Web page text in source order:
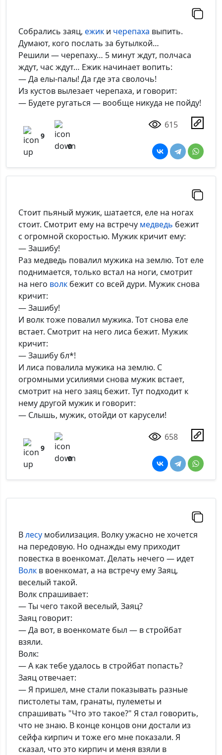
Собрались заяц, ежик и черепаха выпить.
Думают, кого послать за бутылкой…
Решили — черепаху… 5 минут ждут, полчаса
ждут, час ждут… Ежик начинает вопить:
— Да елы-палы! Да где эта сволочь!
Из кустов вылезает черепаха, и говорит:
— Будете ругаться — вообще никуда не пойду!
9
0
615
Стоит пьяный мужик, шатается, еле на ногах
стоит. Смотрит ему на встречу медведь бежит
с огромной скоростью. Мужик кричит ему:
— Зашибу!
Раз медведь повалил мужика на землю. Тот еле
поднимается, только встал на ноги, смотрит
на него волк бежит со всей дури. Мужик снова
кричит:
— Зашибу!
И волк тоже повалил мужика. Тот снова еле
встает. Смотрит на него лиса бежит. Мужик
кричит:
— Зашибу бл*!
И лиса повалила мужика на землю. С
огромными усилиями снова мужик встает,
смотрит на него заяц бежит. Тут подходит к
нему другой мужик и говорит:
— Слышь, мужик, отойди от карусели!
9
0
658
Влесу мобилизация. Волку ужасно не хочется
на передовую. Но однажды ему приходит
повестка в военкомат. Делать нечего — идет
Волк в военкомат, а на встречу ему Заяц,
веселый такой.
Волк спрашивает:
— Ты чего такой веселый, Заяц?
Заяц говорит:
— Да вот, в военкомате был — в стройбат
взяли.
Волк:
— А как тебе удалось в стройбат попасть?
Заяц отвечает:
— Я пришел, мне стали показывать разные
пистолеты там, гранаты, пулеметы и
спрашивать "Что это такое?" Я стал говорить,
что не знаю. В конце концов они достали из
сейфа кирпич и тоже его мне показали. Я
сказал, что это кирпич и меня взяли в